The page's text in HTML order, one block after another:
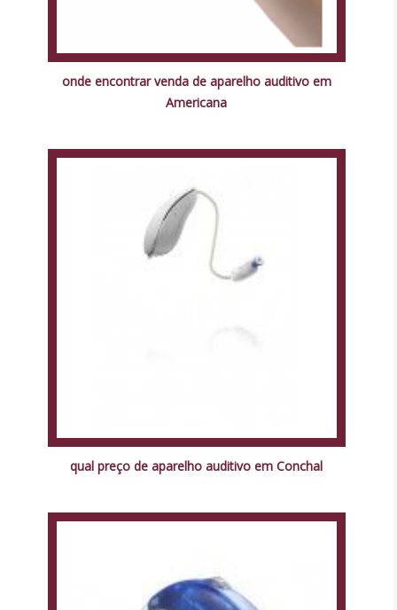
onde encontrar venda de aparelho auditivo em
Americana
qual preço de aparelho auditivo em Conchal